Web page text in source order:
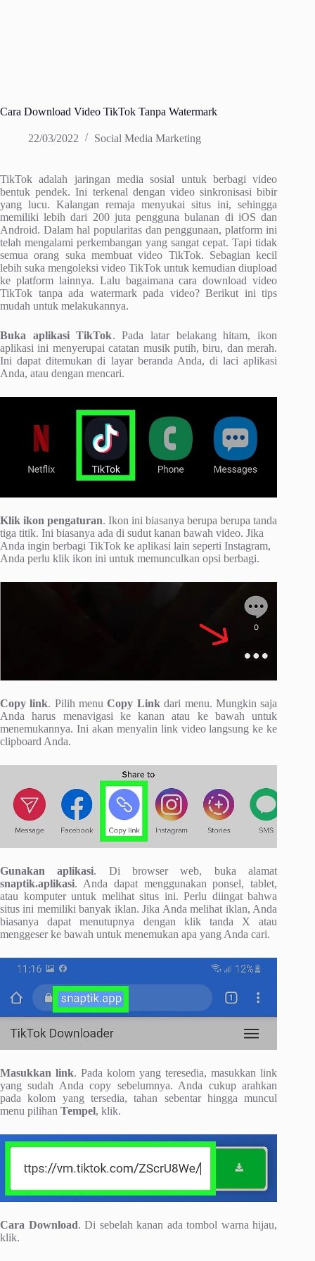
Cara Download Video TikTok Tanpa Watermark
22/03/2022 Social Media Marketing
TikTok adalah jaringan media sosial untuk berbagi video
bentuk pendek. Ini terkenal dengan video sinkronisasi bibir
yang lucu. Kalangan remaja menyukai situs ini, sehingga
memiliki lebih dari 200 juta pengguna bulanan di iOS dan
Android. Dalam hal popularitas dan penggunaan, platform ini
telah mengalami perkembangan yang sangat cepat. Tapi tidak
semua orang suka membuat video TikTok. Sebagian kecil
lebih suka mengoleksi video TikTok untuk kemudian diupload
ke platform lainnya. Lalu bagaimana cara download video
TikTok tanpa ada watermark pada video? Berikut ini tips
mudah untuk melakukannya.
Buka aplikasi TikTok. Pada latar belakang hitam, ikon
aplikasi ini menyerupai catatan musik putih, biru, dan merah.
Ini dapat ditemukan di layar beranda Anda, di laci aplikasi
Anda, atau dengan mencari.
Klik ikon pengaturan. Ikon ini biasanya berupa berupa tanda
tiga titik. Ini biasanya ada di sudut kanan bawah video. Jika
Anda ingin berbagi TikTok ke aplikasi lain seperti Instagram,
Anda perlu klik ikon ini untuk memunculkan opsi berbagi.
Copy link. Pilih menuCopy Linkdari menu. Mungkin saja
Anda harus menavigasi ke kanan atau ke bawah untuk
menemukannya. Ini akan menyalin link video langsung ke ke
clipboard Anda.
Gunakan aplikasi. Di browser web, buka alamat
snaptik.aplikasi. Anda dapat menggunakan ponsel, tablet,
atau komputer untuk melihat situs ini. Perlu diingat bahwa
situs ini memiliki banyak iklan. Jika Anda melihat iklan, Anda
biasanya dapat menutupnya dengan klik tanda X atau
menggeser ke bawah untuk menemukan apa yang Anda cari.
Masukkan link. Pada kolom yang teresedia, masukkan link
yang sudah Anda copy sebelumnya. Anda cukup arahkan
pada kolom yang tersedia, tahan sebentar hingga muncul
menu pilihan Tempel, klik.
Cara Download. Di sebelah kanan ada tombol warna hijau,
klik.